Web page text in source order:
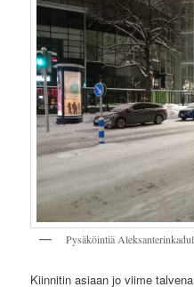
Pysäköintiä
Kiinnitin asiaan jo viime